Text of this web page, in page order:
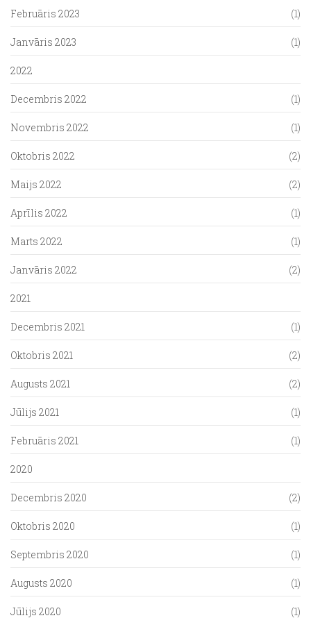
Februāris 2023 (1)
Janvāris 2023 (1)
2022
Decembris 2022 (1)
Novembris 2022 (1)
Oktobris 2022 (2)
Maijs 2022 (2)
Aprīlis 2022 (1)
Marts 2022 (1)
Janvāris 2022 (2)
2021
Decembris 2021 (1)
Oktobris 2021 (2)
Augusts 2021 (2)
Jūlijs 2021 (1)
Februāris 2021 (1)
2020
Decembris 2020 (2)
Oktobris 2020 (1)
Septembris 2020 (1)
Augusts 2020 (1)
Jūlijs 2020 (1)